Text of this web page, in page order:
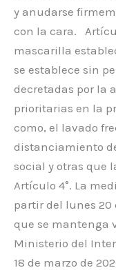
y anudarse
con la cara.
mascarilla
se establece sin
decretadas por la
prioritarias en la
como, el lavado
distanciamiento
social y otras que
Artículo 4°. La
partir del lunes 20
que se mantenga
Ministerio del
18 de marzo de